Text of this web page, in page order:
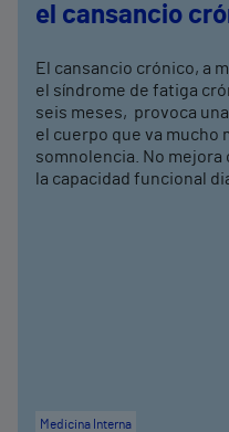
el cansancio
El cansancio crónico, a
el síndrome de fatiga
seis meses, provoca
el cuerpo que va mucho
somnolencia. No mejora
la capacidad funcional
Medicina Interna